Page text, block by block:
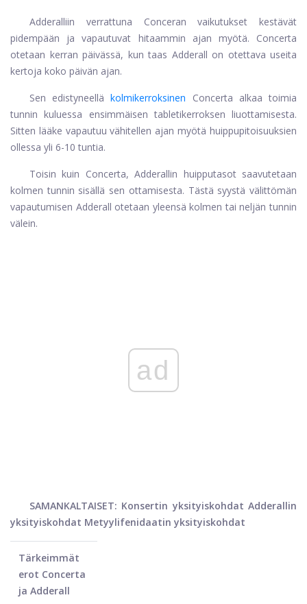
Adderalliin verrattuna Conceran vaikutukset kestävät
pidempään ja vapautuvat hitaammin ajan myötä. Concerta
otetaan kerran päivässä, kun taas Adderall on otettava useita
kertoja koko päivän ajan.
Sen edistyneelläkolmikerroksinen Concerta alkaa toimia
tunnin kuluessa ensimmäisen tabletikerroksen liuottamisesta.
Sitten lääke vapautuu vähitellen ajan myötä huippupitoisuuksien
ollessa yli 6-10 tuntia.
Toisin kuin Concerta, Adderallin huipputasot saavutetaan
kolmen tunnin sisällä sen ottamisesta. Tästä syystä välittömän
vapautumisen Adderall otetaan yleensä kolmen tai neljän tunnin
välein.
ad
SAMANKALTAISET: Konsertin yksityiskohdat Adderallin
yksityiskohdat Metyylifenidaatin yksityiskohdat
Tärkeimmät
erot Concerta
ja Adderall